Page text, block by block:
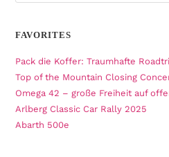
FAVORITES
Pack die Koffer: Traumhafte
Top of the Mountain Closing
Omega 42 – große Freiheit auf
Arlberg Classic Car Rally 2025
Abarth 500e